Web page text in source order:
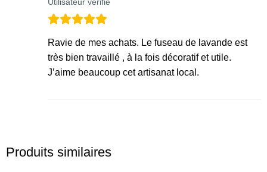
Ravie de mes achats. Le fuseau de lavande est
très bien travaillé , à la fois décoratif et utile.
J’aime beaucoup cet artisanat local.
Produits similaires